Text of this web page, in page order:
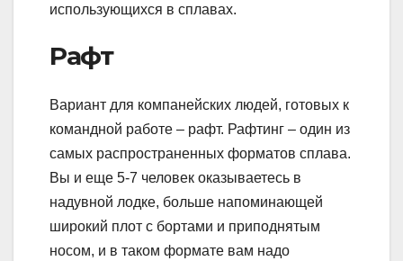
использующихся в сплавах.
Рафт
Вариант для компанейских людей, готовых к
командной работе – рафт. Рафтинг – один из
самых распространенных форматов сплава.
Вы и еще 5-7 человек оказываетесь в
надувной лодке, больше напоминающей
широкий плот с бортами и приподнятым
носом, и в таком формате вам надо